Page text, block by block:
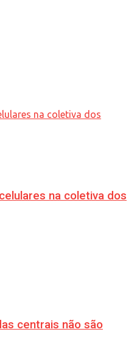
na coletiva dos
centrais não são